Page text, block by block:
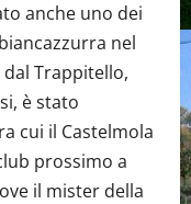
anche uno dei
nel
Trappitello,
è stato
cui il Castelmola
prossimo a
il mister della